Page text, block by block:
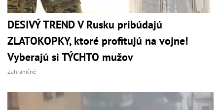
DESIVÝ TREND V Rusku pribúdajú
ZLATOKOPKY, ktoré profitujú na vojne!
Vyberajú si TÝCHTO mužov
Zahraničné